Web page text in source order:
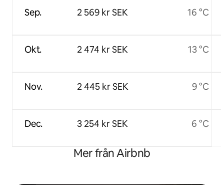
Sep.
Okt.
Nov.
Dec.
2 569 kr SEK
2 474 kr SEK
2 445 kr SEK
3 254 kr SEK
16 °C
13 °C
9 °C
6 °C
Mer från Airbnb